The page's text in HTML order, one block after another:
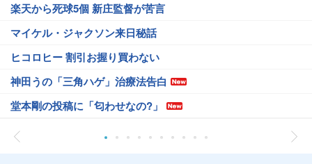
楽天から死球5個 新庄監督が苦言
マイケル・ジャクソン来日秘話
ヒコロヒー 割引お握り買わない
神田うの「三角ハゲ」治療法告白
堂本剛の投稿に「匂わせなの?」